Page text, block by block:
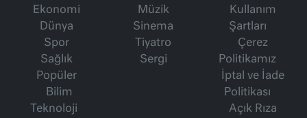
Ekonomi
Dünya
Spor
Sağlık
Popüler
Bilim
Teknoloji
Müzik
Sinema
Tiyatro
Sergi
Kullanım
Şartları
Çerez
Politikamız
İptal ve İade
Politikası
Açık Rıza